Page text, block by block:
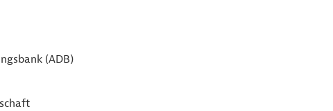
(ADB)